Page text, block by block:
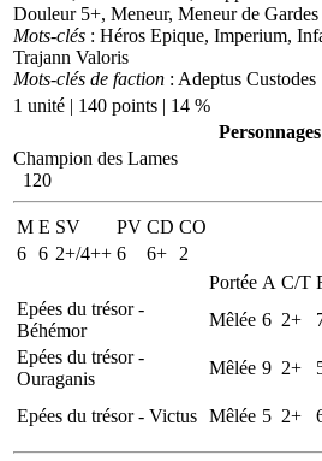
Douleur 5+, Meneur, Meneur de
Mots-clés : Héros Epique, Imperium,
Trajann Valoris
Mots-clés de faction : Adeptus Custodes
1 unité | 140 points | 14 %
Personnages
Champion des Lames
120
M E SV PV CD CO
6 6 2+/4++ 6 6+
2
Portée A C/T
Epées du trésor -
Béhémor
Mêlée 6 2+
Epées du trésor -
Ouraganis
Mêlée 9 2+
Epées du trésor - Victus Mêlée 5 2+